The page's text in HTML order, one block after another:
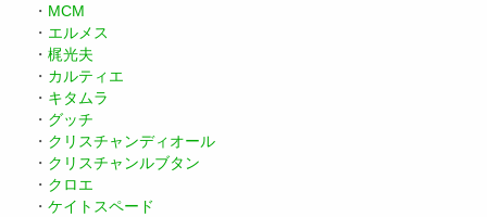
・ MCM
・ エルメス
・ 梶光夫
・ カルティエ
・ キタムラ
・ グッチ
・ クリスチャンディオール
・ クリスチャンルブタン
・ クロエ
・ ケイトスペード